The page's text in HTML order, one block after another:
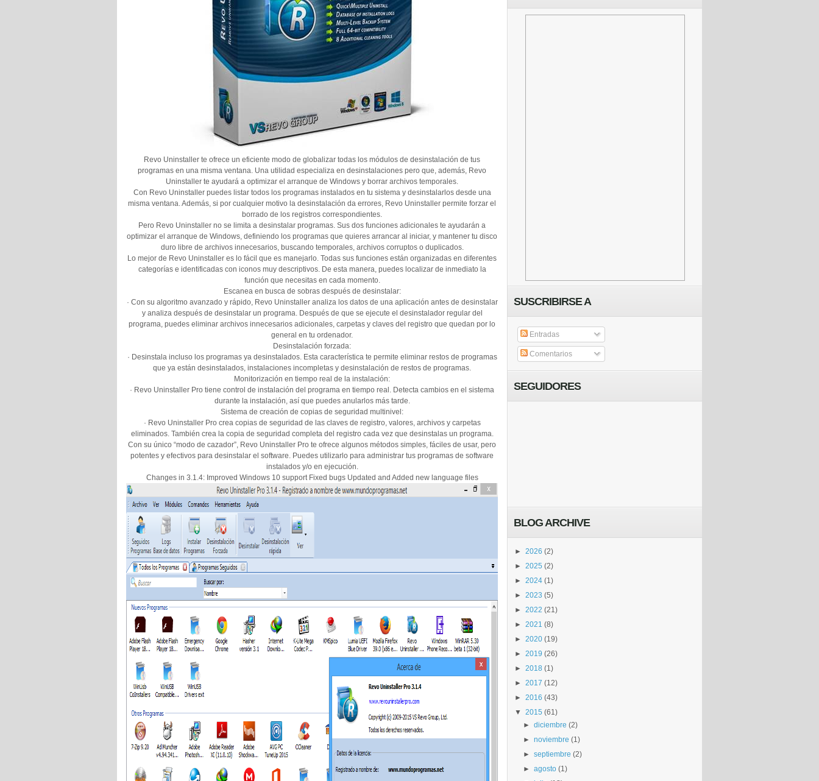
Revo Uninstaller te ofrece un eficiente modo de globalizar todas los módulos de desinstalación de tus
programas en una misma ventana. Una utilidad especializa en desinstalaciones pero que, además, Revo
Uninstaller te ayudará a optimizar el arranque de Windows y borrar archivos temporales.
Con Revo Uninstaller puedes listar todos los programas instalados en tu sistema y desinstalarlos desde una
misma ventana. Además, si por cualquier motivo la desinstalación da errores, Revo Uninstaller permite forzar el
borrado de los registros correspondientes.
Pero Revo Uninstaller no se limita a desinstalar programas. Sus dos funciones adicionales te ayudarán a
optimizar el arranque de Windows, definiendo los programas que quieres arrancar al iniciar, y mantener tu disco
duro libre de archivos innecesarios, buscando temporales, archivos corruptos o duplicados.
Lo mejor de Revo Uninstaller es lo fácil que es manejarlo. Todas sus funciones están organizadas en diferentes
categorías e identificadas con iconos muy descriptivos. De esta manera, puedes localizar de inmediato la
función que necesitas en cada momento.
Escanea en busca de sobras después de desinstalar:
· Con su algoritmo avanzado y rápido, Revo Uninstaller analiza los datos de una aplicación antes de desinstalar
y analiza después de desinstalar un programa. Después de que se ejecute el desinstalador regular del
programa, puedes eliminar archivos innecesarios adicionales, carpetas y claves del registro que quedan por lo
general en tu ordenador.
Desinstalación forzada:
· Desinstala incluso los programas ya desinstalados. Esta característica te permite eliminar restos de programas
que ya están desinstalados, instalaciones incompletas y desinstalación de restos de programas.
Monitorización en tiempo real de la instalación:
· Revo Uninstaller Pro tiene control de instalación del programa en tiempo real. Detecta cambios en el sistema
durante la instalación, así que puedes anularlos más tarde.
Sistema de creación de copias de seguridad multinivel:
· Revo Uninstaller Pro crea copias de seguridad de las claves de registro, valores, archivos y carpetas
eliminados. También crea la copia de seguridad completa del registro cada vez que desinstalas un programa.
Con su único “modo de cazador”, Revo Uninstaller Pro te ofrece algunos métodos simples, fáciles de usar, pero
potentes y efectivos para desinstalar el software. Puedes utilizarlo para administrar tus programas de software
instalados y/o en ejecución.
Changes in 3.1.4: Improved Windows 10 support Fixed bugs Updated and Added new language files
SUSCRIBIRSE A
Entradas
Comentarios
SEGUIDORES
BLOG ARCHIVE
► 2026 (2)
► 2025 (2)
► 2024 (1)
► 2023 (5)
► 2022 (21)
► 2021 (8)
► 2020 (19)
► 2019 (26)
► 2018 (1)
► 2017 (12)
► 2016 (43)
▼ 2015 (61)
►diciembre (2)
►noviembre (1)
►septiembre (2)
►agosto (1)